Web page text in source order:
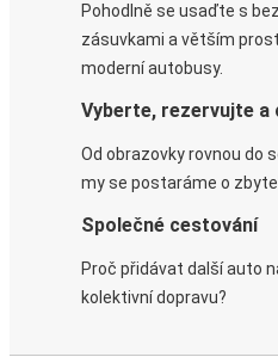
Pohodlně se usaďte s
zásuvkami a větším
moderní autobusy.
Vyberte, rezervujte a
Od obrazovky rovnou do
my se postaráme o
Společné cestování
Proč přidávat další auto
kolektivní dopravu?